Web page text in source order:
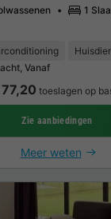
1
Vanaf
toeslagen op
Zie aanbiedingen
Meer weten